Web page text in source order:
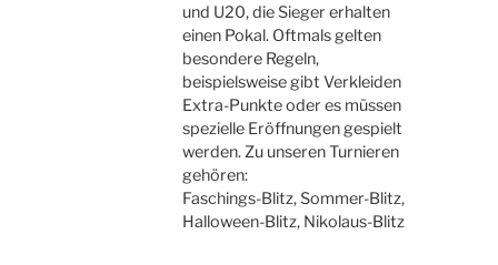
und U20, die Sieger erhalten
einen Pokal. Oftmals gelten
besondere Regeln,
beispielsweise gibt Verkleiden
Extra-Punkte oder es müssen
spezielle Eröffnungen gespielt
werden. Zu unseren Turnieren
gehören:
Faschings-Blitz, Sommer-Blitz,
Halloween-Blitz, Nikolaus-Blitz